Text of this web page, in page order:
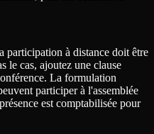
participation à distance doit être
le cas, ajoutez une clause
La formulation
participer à l'assemblée
est comptabilisée pour